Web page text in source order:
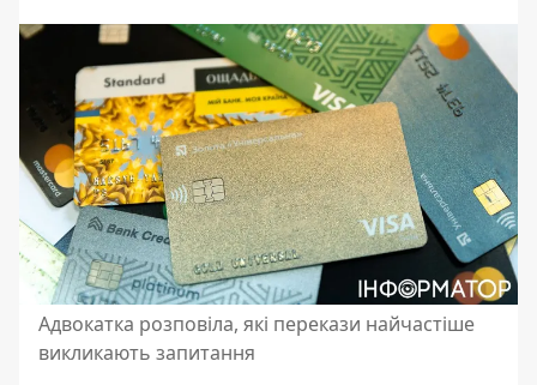
Адвокатка розповіла, які перекази найчастіше
викликають запитання